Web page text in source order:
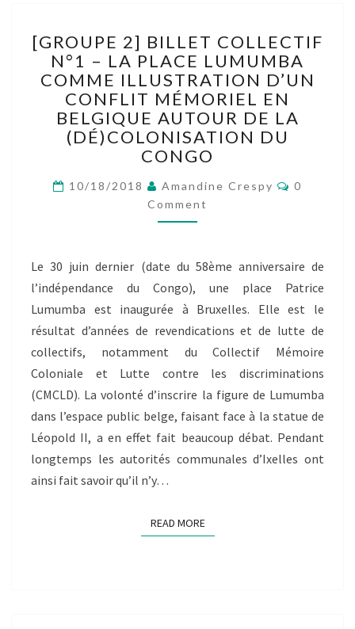
BILLET
COLLECTIF
N°1
–
LA
PLACE
LUMUMBA
COMME
ILLUSTRATION
EN
BELGIQUE
AUTOUR
LA
(DÉ)COLONISATION
DU
CONGO
[GROUPE 2] BILLET COLLECTIF
N°1 – LA PLACE LUMUMBA
COMME ILLUSTRATION D’UN
CONFLIT MÉMORIEL EN
BELGIQUE AUTOUR DE LA
(DÉ)COLONISATION DU
CONGO
10/18/2018 Amandine Crespy
0
Comment
Le 30 juin dernier (date du 58ème anniversaire de
l’indépendance du Congo), une place Patrice
Lumumba est inaugurée à Bruxelles. Elle est le
résultat d’années de revendications et de lutte de
collectifs, notamment du Collectif Mémoire
Coloniale et Lutte contre les discriminations
(CMCLD). La volonté d’inscrire la figure de Lumumba
dans l’espace public belge, faisant face à la statue de
Léopold II, a en effet fait beaucoup débat. Pendant
longtemps les autorités communales d’Ixelles ont
ainsi fait savoir qu’il n’y…
READ MOREREAD MORE